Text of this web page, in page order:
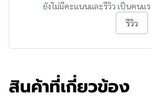
ยังไม่มีคะแนนและรีวิว เป็นคนแ
รีวิว
สินค้าที่เกี่ยวข้อง